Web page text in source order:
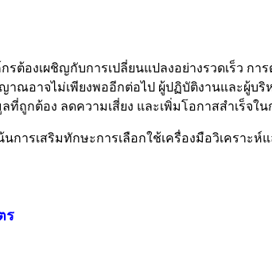
ผชิญกับการเปลี่ยนแปลงอย่างรวดเร็ว การ
อาจไม่เพียงพออีกต่อไป ผู้ปฏิบัติงานและผู้บริ
ถูกต้อง ลดความเสี่ยง และเพิ่มโอกาสสำเร็จใน
สริมทักษะการเลือกใช้เครื่องมือวิเคราะห์แ
ร